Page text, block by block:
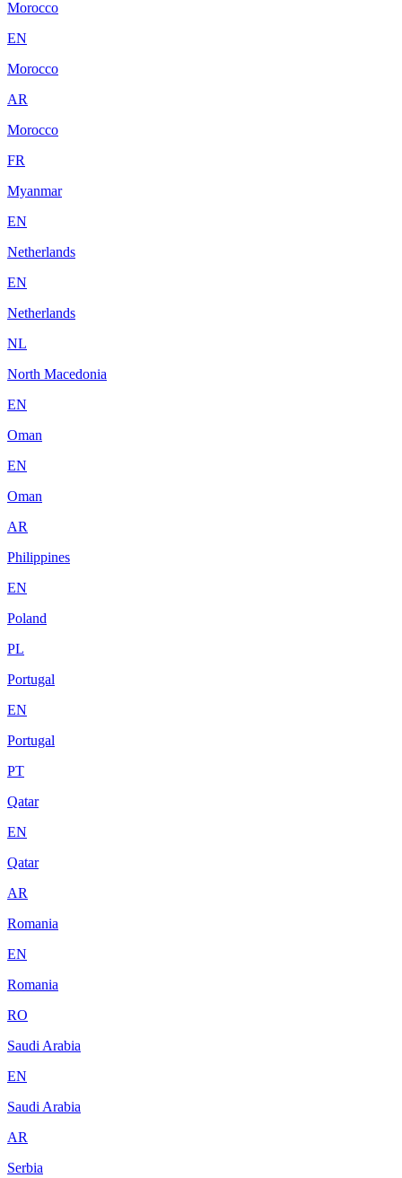
Morocco
EN
Morocco
AR
Morocco
FR
Myanmar
EN
Netherlands
EN
Netherlands
NL
North Macedonia
EN
Oman
EN
Oman
AR
Philippines
EN
Poland
PL
Portugal
EN
Portugal
PT
Qatar
EN
Qatar
AR
Romania
EN
Romania
RO
Saudi Arabia
EN
Saudi Arabia
AR
Serbia